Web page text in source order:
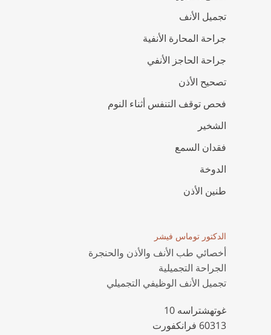
تجميل الأنف
جراحة المحارة الأنفية
جراحة الحاجز الأنفي
تصحيح الأذن
فحص توقف التنفس أثناء النوم
الشخير
فقدان السمع
الدوخة
طنين الأذن
الدكتور توماس فيشر
أخصائي طب الأنف والأذن والحنجرة
الجراحة التجميلية
تجميل الأنف الوظيفي التجميلي
غوتهشتراسه 10
60313 فرانكفورت